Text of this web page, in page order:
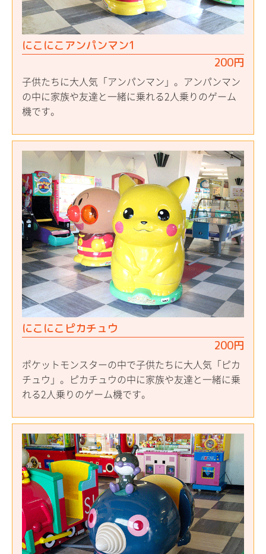
にこにこアンパンマン1
200円
子供たちに大人気「アンパンマン」。アンパンマン
の中に家族や友達と一緒に乗れる2人乗りのゲーム
機です。
にこにこピカチュウ
200円
ポケットモンスターの中で子供たちに大人気「ピカ
チュウ」。ピカチュウの中に家族や友達と一緒に乗
れる2人乗りのゲーム機です。